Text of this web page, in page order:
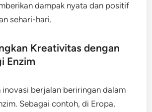
dampak nyata dan positif
sehari-hari.
Kreativitas dengan
Enzim
inovasi berjalan beriringan dalam
Sebagai contoh, di Eropa,